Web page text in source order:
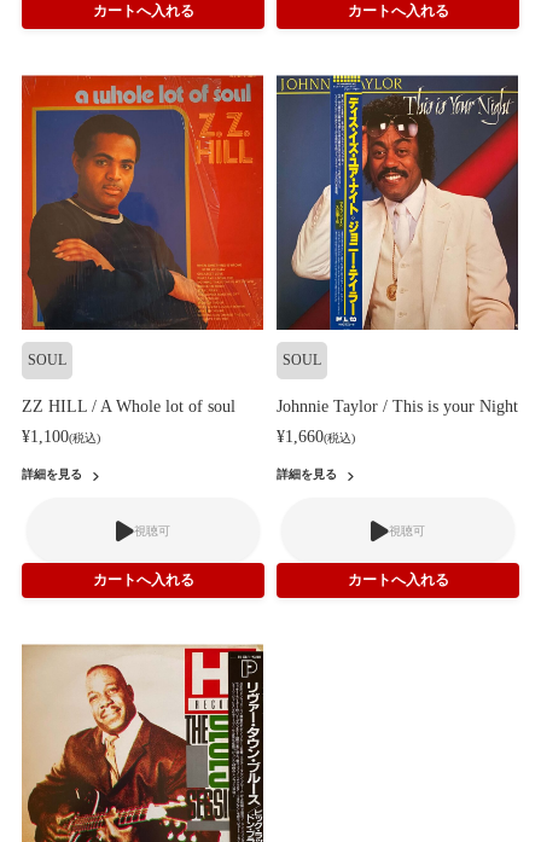
SOUL
ZZ HILL / A Whole lot of soul
¥1,100(税込)
詳細を見る
視聴可
SOUL
Johnnie Taylor / This is your Night
¥1,660(税込)
詳細を見る
視聴可